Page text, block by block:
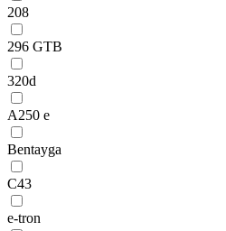
208
296 GTB
320d
A250 e
Bentayga
C43
e-tron